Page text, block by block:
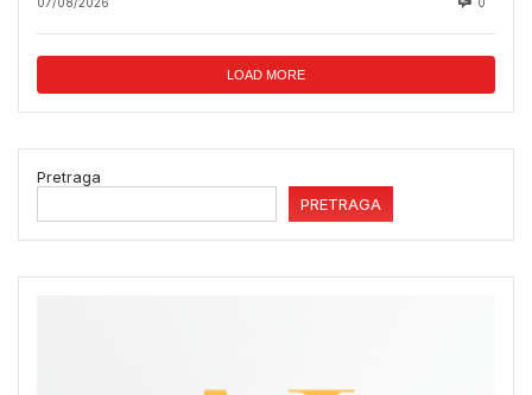
LOAD MORE
Pretraga
PRETRAGA